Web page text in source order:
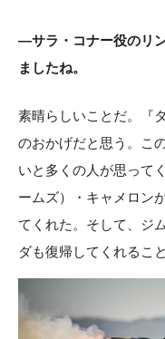
―サラ・コナー役のリ
ましたね。
素晴らしいことだ。『
のおかげだと思う。こ
いと多くの人が思って
ームズ）・キャメロン
てくれた。そして、ジ
ダも復帰してくれるこ